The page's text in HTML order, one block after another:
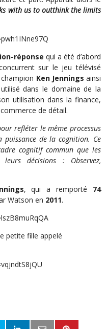
with us to outthink the limits
réponse qui a été d’abord
sur le jeu télévisé
Ken Jennings ainsi
dans le domaine de la
utilisation dans la finance,
de détail.
refléter le même processus
puissance de la cognition. Ce
cognitif commun que les
décisions : Observez,
, qui a remporté 74
Watson en 2011.
petite fille appelé